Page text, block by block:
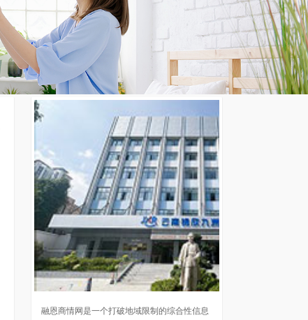
融恩商情网是一个打破地域限制的综合性信息